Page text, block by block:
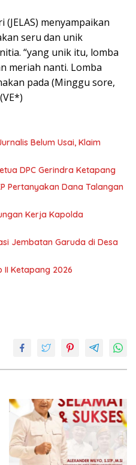
menyampaikan
seru dan unik
“yang unik itu, lomba
meriah nanti. Lomba
pada (Minggu sore,
Belum Usai, Klaim
DPC Gerindra Ketapang
Pertanyakan Dana Talangan
Kerja Kapolda
Jembatan Garuda di Desa
II Ketapang 2026